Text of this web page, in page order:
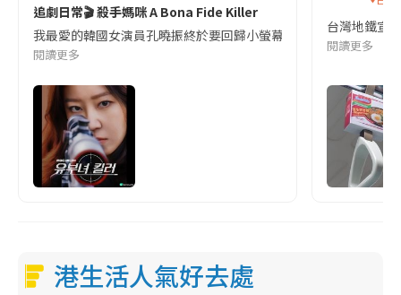
追劇日常🎬 殺手媽咪 A Bona Fide Killer
我最愛的韓國女演員孔曉振終於要回歸小螢幕啦!這次的劇本改編
閱讀更多
台灣地鐵宣
閱讀更多
港生活人氣好去處